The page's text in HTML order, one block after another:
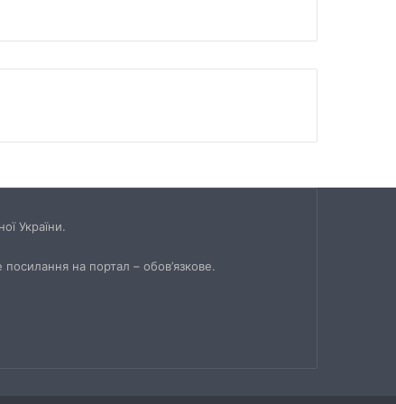
України.
посилання на портал – обов’язкове.